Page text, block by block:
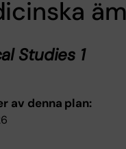
Studies 1
av denna plan: